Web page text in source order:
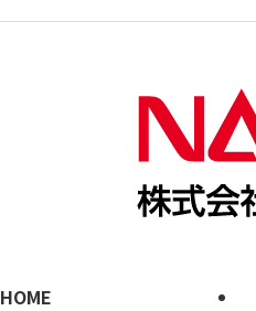
HOME